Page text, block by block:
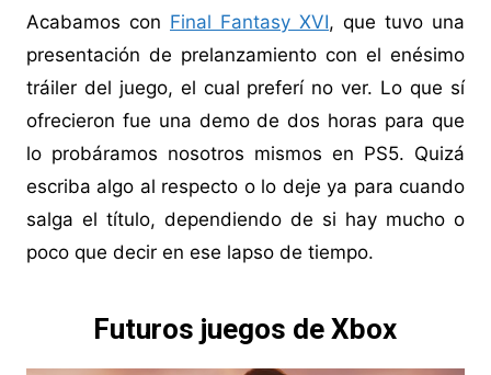
Acabamos con Final Fantasy XVI, que tuvo una
presentación de prelanzamiento con el enésimo
tráiler del juego, el cual preferí no ver. Lo que sí
ofrecieron fue una demo de dos horas para que
lo probáramos nosotros mismos en PS5. Quizá
escriba algo al respecto o lo deje ya para cuando
salga el título, dependiendo de si hay mucho o
poco que decir en ese lapso de tiempo.
Futuros juegos de Xbox